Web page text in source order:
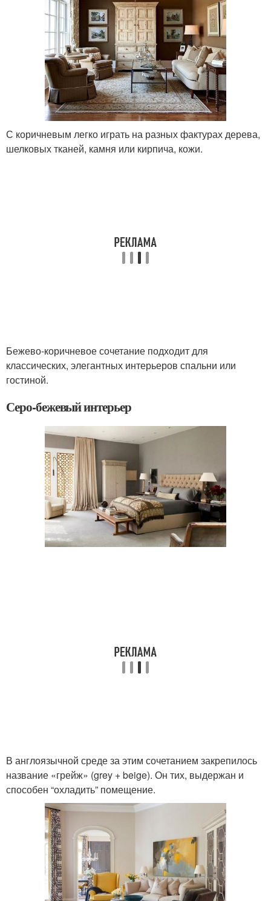
С коричневым легко играть на разных фактурах дерева,
шелковых тканей, камня или кирпича, кожи.
Бежево-коричневое сочетание подходит для
классических, элегантных интерьеров спальни или
гостиной.
Серо-бежевый интерьер
В англоязычной среде за этим сочетанием закрепилось
название «грейж» (grey + beige). Он тих, выдержан и
способен “охладить” помещение.